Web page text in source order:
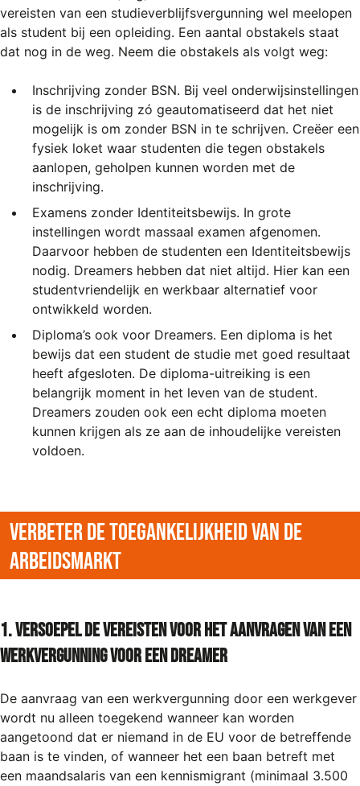
vereisten van een studieverblijfsvergunning wel meelopen
als student bij een opleiding. Een aantal obstakels staat
dat nog in de weg. Neem die obstakels als volgt weg:
Inschrijving zonder BSN. Bij veel onderwijsinstellingen
is de inschrijving zó geautomatiseerd dat het niet
mogelijk is om zonder BSN in te schrijven. Creëer een
fysiek loket waar studenten die tegen obstakels
aanlopen, geholpen kunnen worden met de
inschrijving.
Examens zonder Identiteitsbewijs. In grote
instellingen wordt massaal examen afgenomen.
Daarvoor hebben de studenten een Identiteitsbewijs
nodig. Dreamers hebben dat niet altijd. Hier kan een
studentvriendelijk en werkbaar alternatief voor
ontwikkeld worden.
Diploma’s ook voor Dreamers. Een diploma is het
bewijs dat een student de studie met goed resultaat
heeft afgesloten. De diploma-uitreiking is een
belangrijk moment in het leven van de student.
Dreamers zouden ook een echt diploma moeten
kunnen krijgen als ze aan de inhoudelijke vereisten
voldoen.
Verbeter de toegankelijkheid van de
arbeidsmarkt
1. Versoepel de vereisten voor het aanvragen van een
werkvergunning voor een Dreamer
De aanvraag van een werkvergunning door een werkgever
wordt nu alleen toegekend wanneer kan worden
aangetoond dat er niemand in de EU voor de betreffende
baan is te vinden, of wanneer het een baan betreft met
een maandsalaris van een kennismigrant (minimaal 3.500